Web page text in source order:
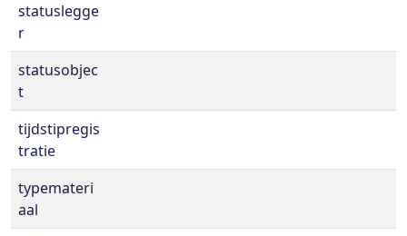
statuslegge
r
statusobjec
t
tijdstipregis
tratie
typemateri
aal